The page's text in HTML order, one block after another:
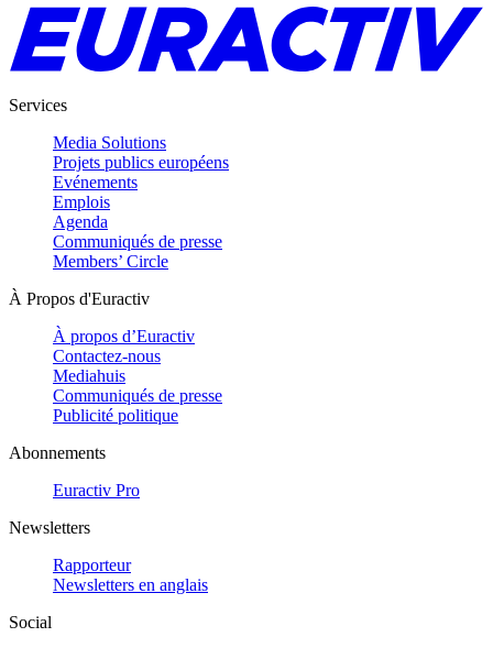
Services
Media Solutions
Projets publics européens
Evénements
Emplois
Agenda
Communiqués de presse
Members’ Circle
À Propos d'Euractiv
À propos d’Euractiv
Contactez-nous
Mediahuis
Communiqués de presse
Publicité politique
Abonnements
Euractiv Pro
Newsletters
Rapporteur
Newsletters en anglais
Social